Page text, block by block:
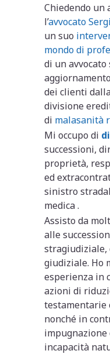
Chiedendo un
l’avvocato
un suo
mondo di
di un
dei clienti
divisione
di malasanità
Mi occupo di
successioni,
proprietà,
ed
sinistro
medica .
Assisto da
alle
stragiudiziale,
giudiziale. Ho
esperienza in
azioni di
testamentarie
nonché in
incapacità